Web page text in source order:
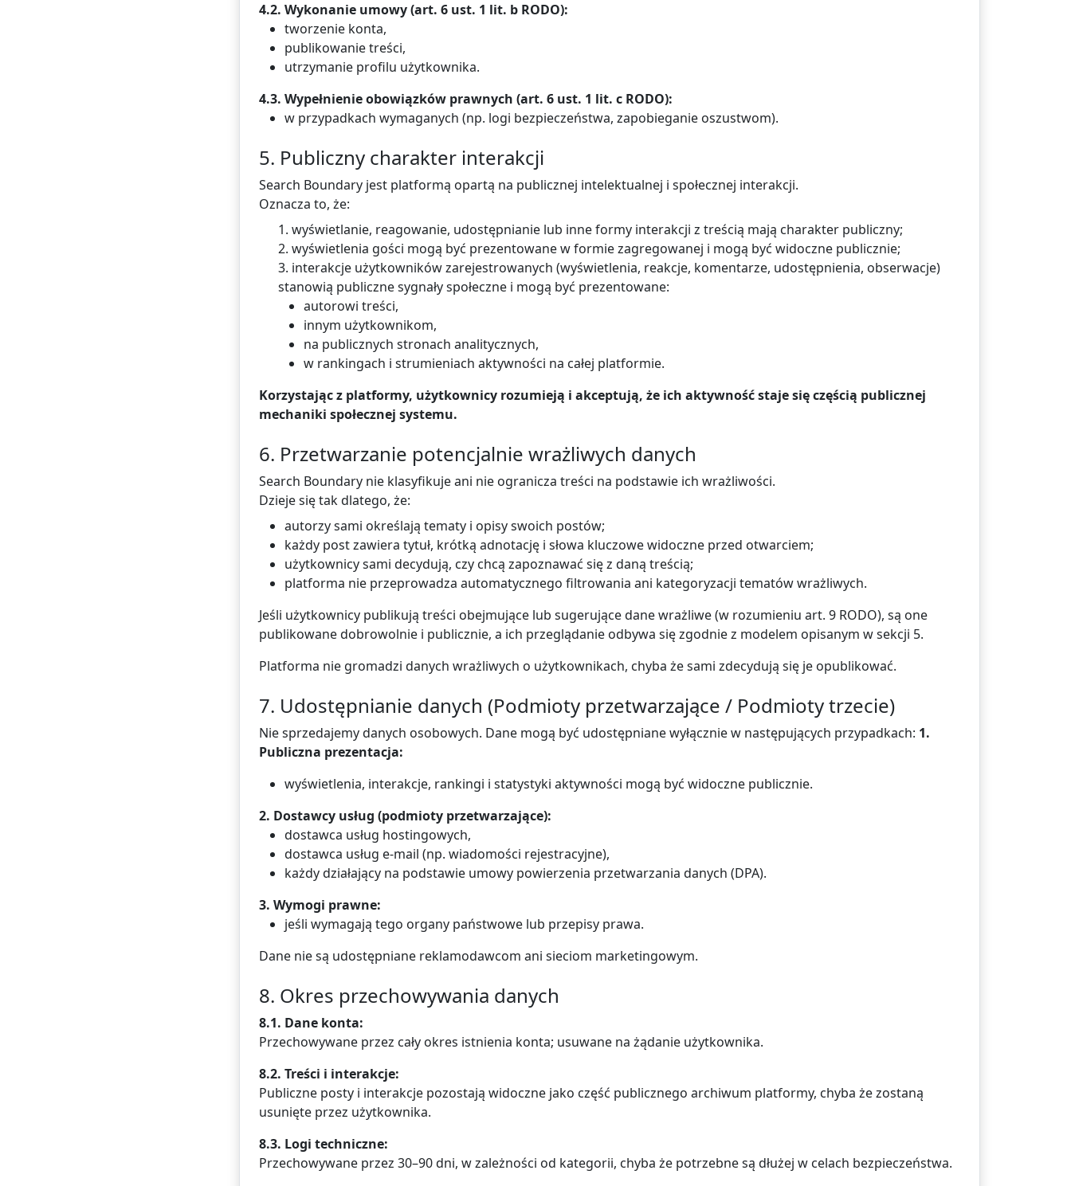
4.2. Wykonanie umowy (art. 6 ust. 1 lit. b RODO):
tworzenie konta,
publikowanie treści,
utrzymanie profilu użytkownika.
4.3. Wypełnienie obowiązków prawnych (art. 6 ust. 1 lit. c RODO):
w przypadkach wymaganych (np. logi bezpieczeństwa, zapobieganie oszustwom).
5. Publiczny charakter interakcji
Search Boundary jest platformą opartą na publicznej intelektualnej i społecznej interakcji.
Oznacza to, że:
1. wyświetlanie, reagowanie, udostępnianie lub inne formy interakcji z treścią mają charakter publiczny;
2. wyświetlenia gości mogą być prezentowane w formie zagregowanej i mogą być widoczne publicznie;
3. interakcje użytkowników zarejestrowanych (wyświetlenia, reakcje, komentarze, udostępnienia, obserwacje)
stanowią publiczne sygnały społeczne i mogą być prezentowane:
autorowi treści,
innym użytkownikom,
na publicznych stronach analitycznych,
w rankingach i strumieniach aktywności na całej platformie.
Korzystając z platformy, użytkownicy rozumieją i akceptują, że ich aktywność staje się częścią publicznej
mechaniki społecznej systemu.
6. Przetwarzanie potencjalnie wrażliwych danych
Search Boundary nie klasyfikuje ani nie ogranicza treści na podstawie ich wrażliwości.
Dzieje się tak dlatego, że:
autorzy sami określają tematy i opisy swoich postów;
każdy post zawiera tytuł, krótką adnotację i słowa kluczowe widoczne przed otwarciem;
użytkownicy sami decydują, czy chcą zapoznawać się z daną treścią;
platforma nie przeprowadza automatycznego filtrowania ani kategoryzacji tematów wrażliwych.
Jeśli użytkownicy publikują treści obejmujące lub sugerujące dane wrażliwe (w rozumieniu art. 9 RODO), są one
publikowane dobrowolnie i publicznie, a ich przeglądanie odbywa się zgodnie z modelem opisanym w sekcji 5.
Platforma nie gromadzi danych wrażliwych o użytkownikach, chyba że sami zdecydują się je opublikować.
7. Udostępnianie danych (Podmioty przetwarzające / Podmioty trzecie)
Nie sprzedajemy danych osobowych. Dane mogą być udostępniane wyłącznie w następujących przypadkach: 1.
Publiczna prezentacja:
wyświetlenia, interakcje, rankingi i statystyki aktywności mogą być widoczne publicznie.
2. Dostawcy usług (podmioty przetwarzające):
dostawca usług hostingowych,
dostawca usług e-mail (np. wiadomości rejestracyjne),
każdy działający na podstawie umowy powierzenia przetwarzania danych (DPA).
3. Wymogi prawne:
jeśli wymagają tego organy państwowe lub przepisy prawa.
Dane nie są udostępniane reklamodawcom ani sieciom marketingowym.
8. Okres przechowywania danych
8.1. Dane konta:
Przechowywane przez cały okres istnienia konta; usuwane na żądanie użytkownika.
8.2. Treści i interakcje:
Publiczne posty i interakcje pozostają widoczne jako część publicznego archiwum platformy, chyba że zostaną
usunięte przez użytkownika.
8.3. Logi techniczne:
Przechowywane przez 30–90 dni, w zależności od kategorii, chyba że potrzebne są dłużej w celach bezpieczeństwa.